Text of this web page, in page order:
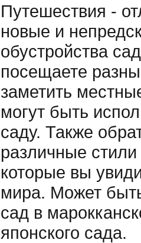
Путешествия -
новые и
обустройства
посещаете
заметить
могут быть
саду. Также
различные
которые вы
мира. Может
сад в
японского сада.